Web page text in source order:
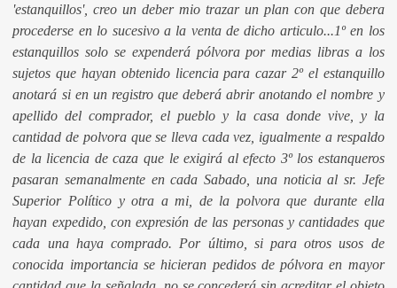
'estanquillos', creo un deber mio trazar un plan con que debera
procederse en lo sucesivo a la venta de dicho articulo...1º en los
estanquillos solo se expenderá pólvora por medias libras a los
sujetos que hayan obtenido licencia para cazar 2º el estanquillo
anotará si en un registro que deberá abrir anotando el nombre y
apellido del comprador, el pueblo y la casa donde vive, y la
cantidad de polvora que se lleva cada vez, igualmente a respaldo
de la licencia de caza que le exigirá al efecto 3º los estanqueros
pasaran semanalmente en cada Sabado, una noticia al sr. Jefe
Superior Político y otra a mi, de la polvora que durante ella
hayan expedido, con expresión de las personas y cantidades que
cada una haya comprado. Por último, si para otros usos de
conocida importancia se hicieran pedidos de pólvora en mayor